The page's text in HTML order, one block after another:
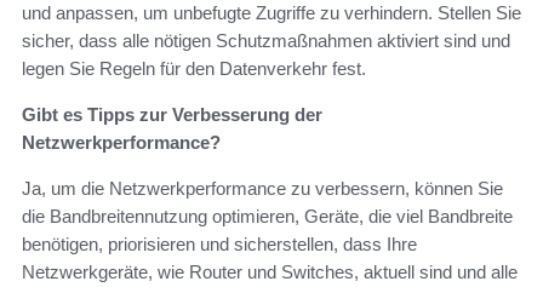
und anpassen, um unbefugte Zugriffe zu verhindern. Stellen Sie
sicher, dass alle nötigen Schutzmaßnahmen aktiviert sind und
legen Sie Regeln für den Datenverkehr fest.
Gibt es Tipps zur Verbesserung der
Netzwerkperformance?
Ja, um die Netzwerkperformance zu verbessern, können Sie
die Bandbreitennutzung optimieren, Geräte, die viel Bandbreite
benötigen, priorisieren und sicherstellen, dass Ihre
Netzwerkgeräte, wie Router und Switches, aktuell sind und alle